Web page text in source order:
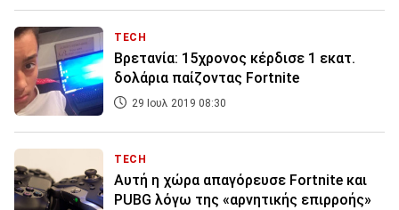
TECH
Βρετανία: 15χρονος κέρδισε 1 εκατ.
δολάρια παίζοντας Fortnite
29 Ιουλ 2019 08:30
TECH
Αυτή η χώρα απαγόρευσε Fortnite και
PUBG λόγω της «αρνητικής επιρροής»